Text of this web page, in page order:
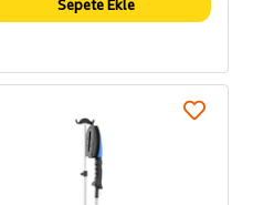
Sepete Ekle